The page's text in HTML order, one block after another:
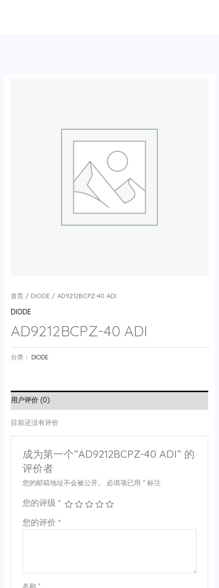
首页/ DIODE/ AD9212BCPZ-40 ADI
DIODE
AD9212BCPZ-40 ADI
分类： DIODE
用户评价 (0)
目前还没有评价
成为第一个“AD9212BCPZ-40 ADI” 的
评价者
您的邮箱地址不会被公开。 必填项已用 *标注
您的评级 *
您的评价 *
名称 *